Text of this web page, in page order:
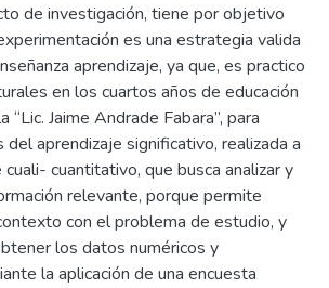
de investigación, tiene por objetivo
es una estrategia valida
aprendizaje, ya que, es practico
en los cuartos años de educación
“Lic. Jaime Andrade Fabara”, para
del aprendizaje significativo, realizada a
cuantitativo, que busca analizar y
relevante, porque permite
con el problema de estudio, y
los datos numéricos y
la aplicación de una encuesta